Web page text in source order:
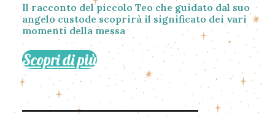
Il racconto del piccolo Teo che guidato dal suo
angelo custode scoprirà il significato dei vari
momenti della messa
Scopri di più
Mistero d'amore